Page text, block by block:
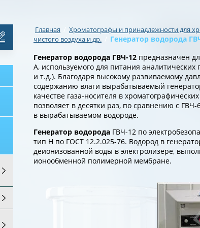
Главная Хроматографы и принадлежности для
чистого воздуха и др.
Генератор водорода
Генератор водорода ГВЧ-12 предназначен
А, используемого для питания
и т.д.). Благодаря высокому развиваемому
содержанию влаги вырабатываемый
качестве газа-носителя в
позволяет в десятки раз, по сравнению с
в вырабатываемом водороде.
Генератор водорода ГВЧ-12 по
тип Н по ГОСТ 12.2.025-76. Водород в
деионизованной воды в электролизере,
ионообменной полимерной мембране.